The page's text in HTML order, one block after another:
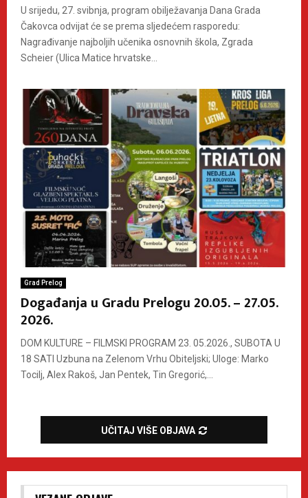
U srijedu, 27. svibnja, program obilježavanja Dana Grada
Čakovca odvijat će se prema sljedećem rasporedu:
Nagrađivanje najboljih učenika osnovnih škola, Zgrada
Scheier (Ulica Matice hrvatske...
Grad Prelog
Događanja u Gradu Prelogu 20.05. – 27.05.
2026.
DOM KULTURE – FILMSKI PROGRAM 23. 05.2026., SUBOTA U
18 SATI Uzbuna na Zelenom Vrhu Obiteljski; Uloge: Marko
Tocilj, Alex Rakoš, Jan Pentek, Tin Gregorić,...
UČITAJ VIŠE OBJAVA